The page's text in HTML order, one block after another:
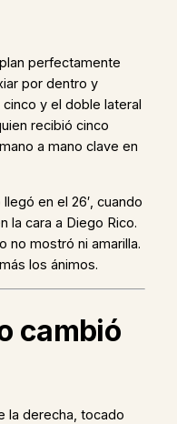
perfectamente
por dentro y
y el doble lateral
recibió cinco
a mano clave en
en el 26′, cuando
la cara a Diego Rico.
no mostró ni amarilla.
los ánimos.
cambió
la derecha, tocado